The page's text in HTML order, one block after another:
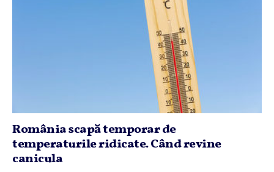
România scapă temporar de
temperaturile ridicate. Când revine
canicula